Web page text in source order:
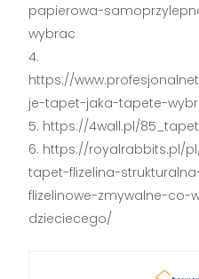
papierowa-
wybrac
https://
je-tapet-jaka-tapete-
https://4wall.pl/
https://royalrabbits.pl/
tapet-flizelina-
flizelinowe-zmywalne-
dzieciecego/